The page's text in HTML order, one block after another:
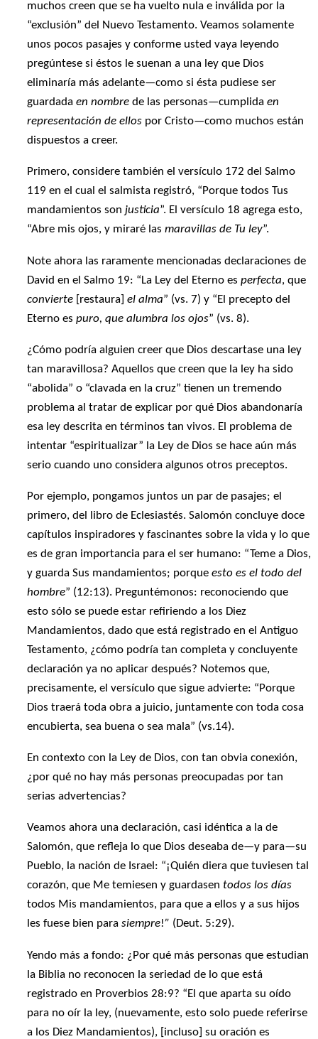
muchos creen que se ha vuelto nula e inválida por la
“exclusión” del Nuevo Testamento. Veamos solamente
unos pocos pasajes y conforme usted vaya leyendo
pregúntese si éstos le suenan a una ley que Dios
eliminaría más adelante—como si ésta pudiese ser
guardadaen nombre de las personas—cumplidaen
representación de ellos por Cristo—como muchos están
dispuestos a creer.
Primero, considere también el versículo 172 del Salmo
119 en el cual el salmista registró, “Porque todos Tus
mandamientos sonjusticia”. El versículo 18 agrega esto,
“Abre mis ojos, y miraré lasmaravillas de Tu ley”.
Note ahora las raramente mencionadas declaraciones de
David en el Salmo 19: “La Ley del Eterno esperfecta, que
convierte [restaura]el alma” (vs. 7) y “El precepto del
Eterno espuro, que alumbra los ojos” (vs. 8).
¿Cómo podría alguien creer que Dios descartase una ley
tan maravillosa? Aquellos que creen que la ley ha sido
“abolida” o “clavada en la cruz” tienen un tremendo
problema al tratar de explicar por qué Dios abandonaría
esa ley descrita en términos tan vivos. El problema de
intentar “espiritualizar” la Ley de Dios se hace aún más
serio cuando uno considera algunos otros preceptos.
Por ejemplo, pongamos juntos un par de pasajes; el
primero, del libro de Eclesiastés. Salomón concluye doce
capítulos inspiradores y fascinantes sobre la vida y lo que
es de gran importancia para el ser humano: “Teme a Dios,
y guarda Sus mandamientos; porqueesto es el todo del
hombre” (12:13). Preguntémonos: reconociendo que
esto sólo se puede estar refiriendo a los Diez
Mandamientos, dado que está registrado en el Antiguo
Testamento, ¿cómo podría tan completa y concluyente
declaración ya no aplicar después? Notemos que,
precisamente, el versículo que sigue advierte: “Porque
Dios traerá toda obra a juicio, juntamente con toda cosa
encubierta, sea buena o sea mala” (vs.14).
En contexto con la Ley de Dios, con tan obvia conexión,
¿por qué no hay más personas preocupadas por tan
serias advertencias?
Veamos ahora una declaración, casi idéntica a la de
Salomón, que refleja lo que Dios deseaba de—y para—su
Pueblo, la nación de Israel: “¡Quién diera que tuviesen tal
corazón, que Me temiesen y guardasentodos los días
todos Mis mandamientos, para que a ellos y a sus hijos
les fuese bien parasiempre!” (Deut. 5:29).
Yendo más a fondo: ¿Por qué más personas que estudian
la Biblia no reconocen la seriedad de lo que está
registrado en Proverbios 28:9? “El que aparta su oído
para no oír la ley, (nuevamente, esto solo puede referirse
a los Diez Mandamientos), [incluso] su oración es